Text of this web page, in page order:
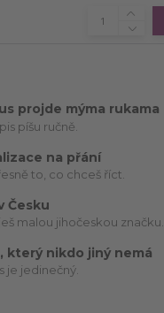
projde mýma rukama
píšu ručně.
na přání
to, co chceš říct.
Česku
malou jihočeskou značku.
který nikdo jiný nemá
je jedinečný.